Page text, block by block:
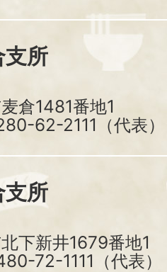
支所
倉1481番地1
62-2111（代表）
支所
下新井1679番地1
72-1111（代表）